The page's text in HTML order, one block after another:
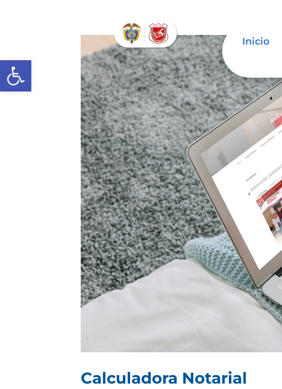
Abrir barra de herramientas
Inicio
Calculadora Notarial